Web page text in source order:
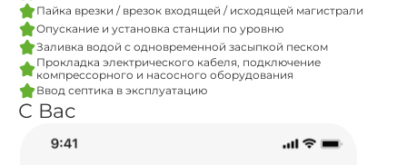
Пайка врезки / врезок входящей / исходящей магистрали
Опускание и установка станции по уровню
Заливка водой с одновременной засыпкой песком
Прокладка электрического кабеля, подключение
компрессорного и насосного оборудования
Ввод септика в эксплуатацию
С Вас